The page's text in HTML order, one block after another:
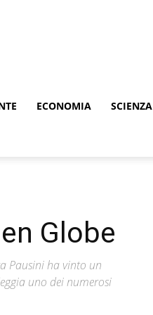
ECONOMIA SCIENZA
Globe
Pausini ha vinto un
uno dei numerosi